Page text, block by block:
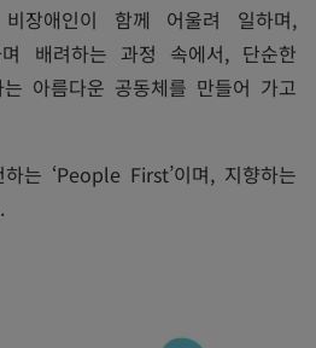
장애인이 함께 어울려 일하며,
배려하는 과정 속에서, 단순한
아름다운 공동체를 만들어 가고
는 ‘People First’이며, 지향하는